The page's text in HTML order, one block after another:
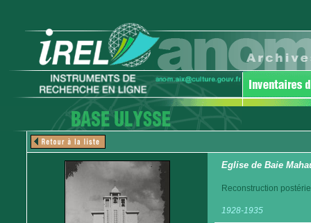
Eglise de Baie
Reconstruction
1928-1935